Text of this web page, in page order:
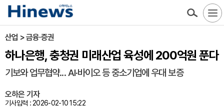
산업 > 금융·증권
하나은행, 충청권 미래산업 육성에 200억원 푼다
기보와 업무협약... AI·바이오 등 중소기업에 우대 보증
오하은 기자
기사입력 : 2026-02-10 15:22